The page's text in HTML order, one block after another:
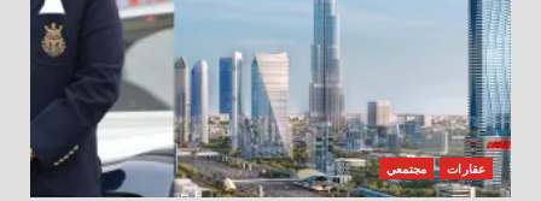
عقارات مجتمعي